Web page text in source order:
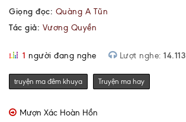
Giọng đọc: Quàng A Tũn
Tác giả: Vương Quyền
1 người đang nghe Lượt nghe: 14.113
truyện ma đêm khuya Truyện ma hay
Mượn Xác Hoàn Hồn